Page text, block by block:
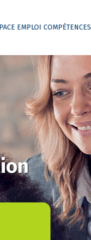
EMPLOI COMPÉTENCES